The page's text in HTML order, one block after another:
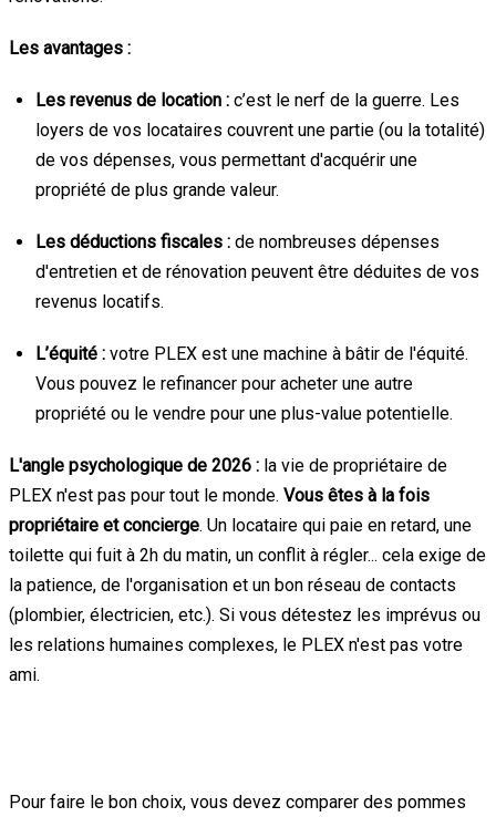
Les avantages :
Les revenus de location : c’est le nerf de la guerre. Les
loyers de vos locataires couvrent une partie (ou la totalité)
de vos dépenses, vous permettant d'acquérir une
propriété de plus grande valeur.
Les déductions fiscales : de nombreuses dépenses
d'entretien et de rénovation peuvent être déduites de vos
revenus locatifs.
L’équité : votre PLEX est une machine à bâtir de l'équité.
Vous pouvez le refinancer pour acheter une autre
propriété ou le vendre pour une plus-value potentielle.
L'angle psychologique de 2026 : la vie de propriétaire de
PLEX n'est pas pour tout le monde. Vous êtes à la fois
propriétaire et concierge. Un locataire qui paie en retard, une
toilette qui fuit à 2h du matin, un conflit à régler... cela exige de
la patience, de l'organisation et un bon réseau de contacts
(plombier, électricien, etc.). Si vous détestez les imprévus ou
les relations humaines complexes, le PLEX n'est pas votre
ami.
Pour faire le bon choix, vous devez comparer des pommes